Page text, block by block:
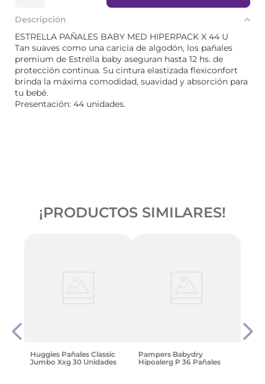
Descripción
ESTRELLA PAÑALES BABY MED HIPERPACK X 44 U
Tan suaves como una caricia de algodón, los pañales
premium de Estrella baby aseguran hasta 12 hs. de
protección continua. Su cintura elastizada flexiconfort
brinda la máxima comodidad, suavidad y absorción para
tu bebé.
Presentación: 44 unidades.
¡PRODUCTOS SIMILARES!
Huggies Pañales Classic
Jumbo Xxg 30 Unidades
Pampers Babydry
Hipoalerg P 36 Pañales